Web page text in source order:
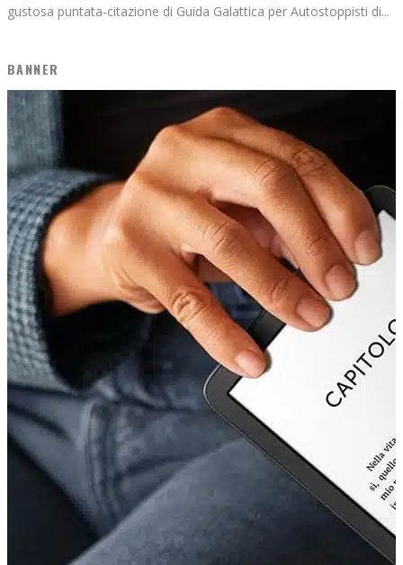
gustosa puntata-citazione di Guida Galattica per Autostoppisti di...
BANNER